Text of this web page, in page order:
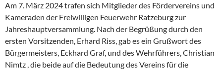
Am 7. März 2024 trafen sich Mitglieder des Fördervereins und
Kameraden der Freiwilligen Feuerwehr Ratzeburg zur
Jahreshauptversammlung. Nach der Begrüßung durch den
ersten Vorsitzenden, Erhard Riss, gab es ein Grußwort des
Bürgermeisters, Eckhard Graf, und des Wehrführers, Christian
Nimtz , die beide auf die Bedeutung des Vereins für die